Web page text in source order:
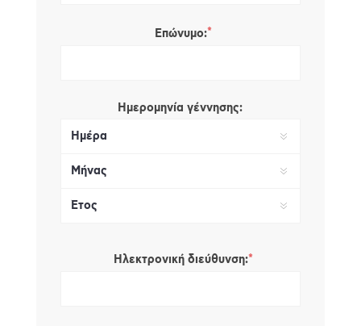
Επώνυμο:*
Ημερομηνία γέννησης:
Ηλεκτρονική διεύθυνση:*